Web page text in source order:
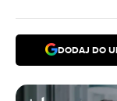
DODAJ DO